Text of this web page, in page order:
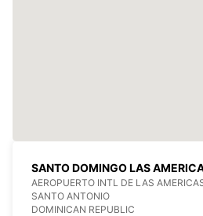
SANTO DOMINGO LAS
AEROPUERTO INTL DE LAS
SANTO ANTONIO
DOMINICAN REPUBLIC